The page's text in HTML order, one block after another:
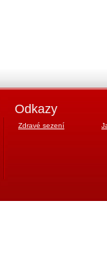
Odkazy
Zdravé sezení